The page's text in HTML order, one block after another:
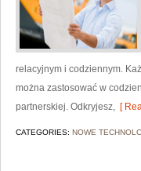
relacyjnym i codziennym.
można zastosować w
partnerskiej. Odkryjesz, [
CATEGORIES: NOWE